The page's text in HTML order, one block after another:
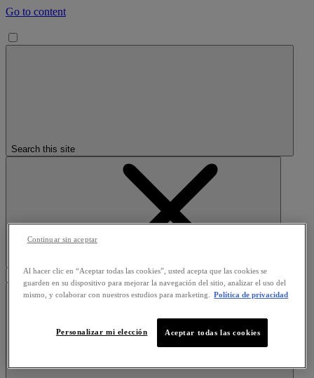
Go to content
Search this site
Al hacer clic en “Aceptar todas las cookies”, usted acepta que las cookies se
guarden en su dispositivo para mejorar la navegación del sitio, analizar el uso del
mismo, y colaborar con nuestros estudios para marketing.
Política de privacidad
Aceptar todas las cookies
Personalizar mi elección
Continuar sin aceptar